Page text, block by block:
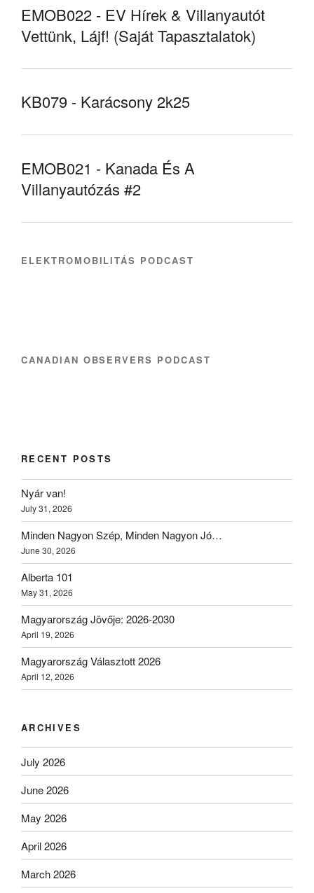
EMOB022 - EV Hírek & Villanyautót
Vettünk, Lájf! (Saját Tapasztalatok)
KB079 - Karácsony 2k25
EMOB021 - Kanada És A
Villanyautózás #2
ELEKTROMOBILITÁS PODCAST
CANADIAN OBSERVERS PODCAST
RECENT POSTS
Nyár van!
July 31, 2026
Minden Nagyon Szép, Minden Nagyon Jó…
June 30, 2026
Alberta 101
May 31, 2026
Magyarország Jövője: 2026-2030
April 19, 2026
Magyarország Választott 2026
April 12, 2026
ARCHIVES
July 2026
June 2026
May 2026
April 2026
March 2026